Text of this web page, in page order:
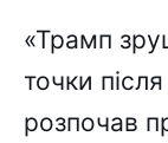
«Трамп
точки
розпочав